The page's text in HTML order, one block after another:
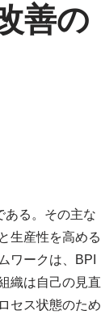
善の
ある。その主な
生産性を高める
ワークは、BPI
織は自己の見直
セス状態のため